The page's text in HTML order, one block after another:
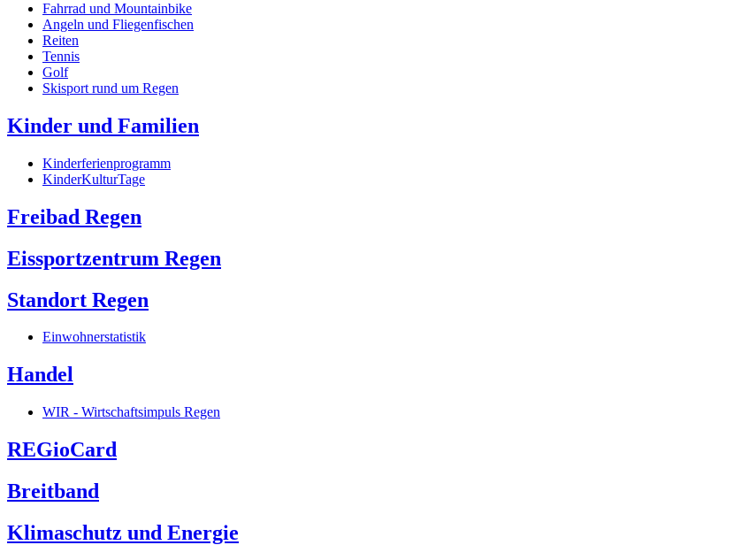
Fahrrad und Mountainbike
Angeln und Fliegenfischen
Reiten
Tennis
Golf
Skisport rund um Regen
Kinder und Familien
Kinderferienprogramm
KinderKulturTage
Freibad Regen
Eissportzentrum Regen
Standort Regen
Einwohnerstatistik
Handel
WIR - Wirtschaftsimpuls Regen
REGioCard
Breitband
Klimaschutz und Energie